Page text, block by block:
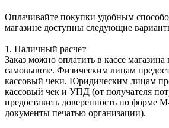
Оплачивайте покупки удобным
магазине доступны следующие
1. Наличный расчет
Заказ можно оплатить в кассе магазина
самовывозе. Физическим лицам
кассовый чеки. Юридическим лицам
кассовый чек и УПД (от получателя
предоставить доверенность по форме
документы печатью организации).